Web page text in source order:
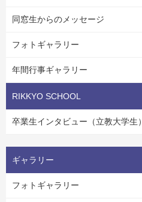
同窓生からのメッセージ
フォトギャラリー
年間行事ギャラリー
RIKKYO SCHOOL
卒業生インタビュー（立教大学生）
ギャラリー
フォトギャラリー